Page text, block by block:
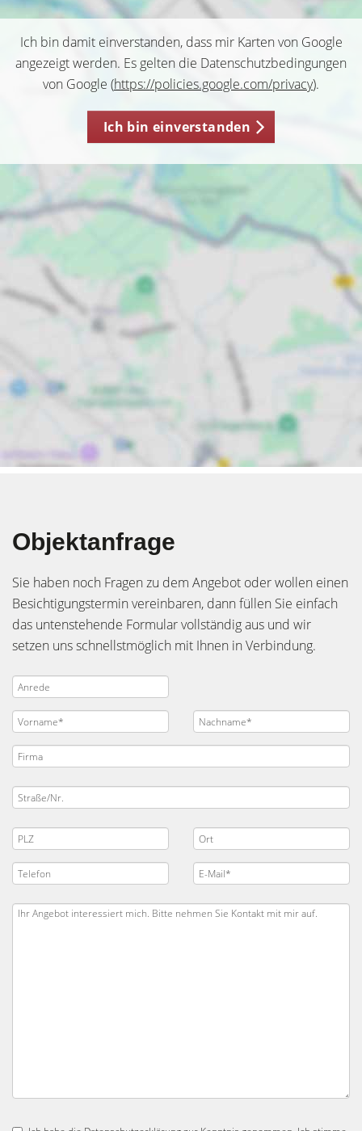
Ich bin damit einverstanden, dass mir Karten von Google
angezeigt werden. Es gelten die Datenschutzbedingungen
von Google (https://policies.google.com/privacy).
Ich bin einverstanden
Objektanfrage
Sie haben noch Fragen zu dem Angebot oder wollen einen
Besichtigungstermin vereinbaren, dann füllen Sie einfach
das untenstehende Formular vollständig aus und wir
setzen uns schnellstmöglich mit Ihnen in Verbindung.